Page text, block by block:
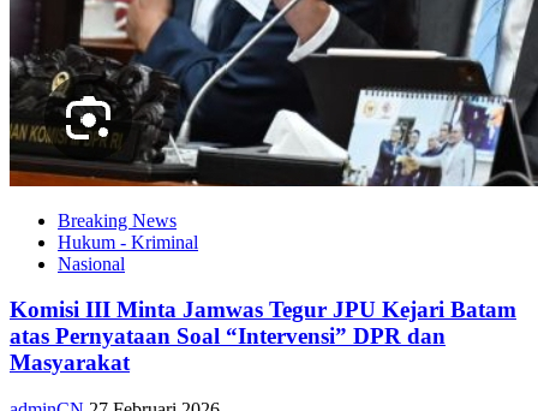
Breaking News
Hukum - Kriminal
Nasional
Komisi III Minta Jamwas Tegur JPU Kejari Batam
atas Pernyataan Soal “Intervensi” DPR dan
Masyarakat